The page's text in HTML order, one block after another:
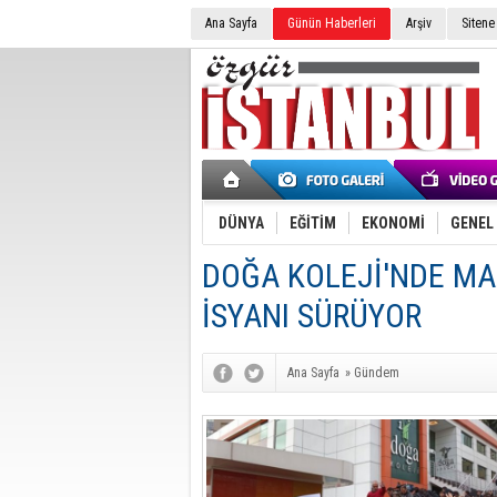
Ana Sayfa Günün Haberleri Arşiv
DÜNYA EĞİTİM EKONOMİ GENEL
DOĞA KOLEJİ'NDE
İSYANI SÜRÜYOR
Ana Sayfa » Gündem